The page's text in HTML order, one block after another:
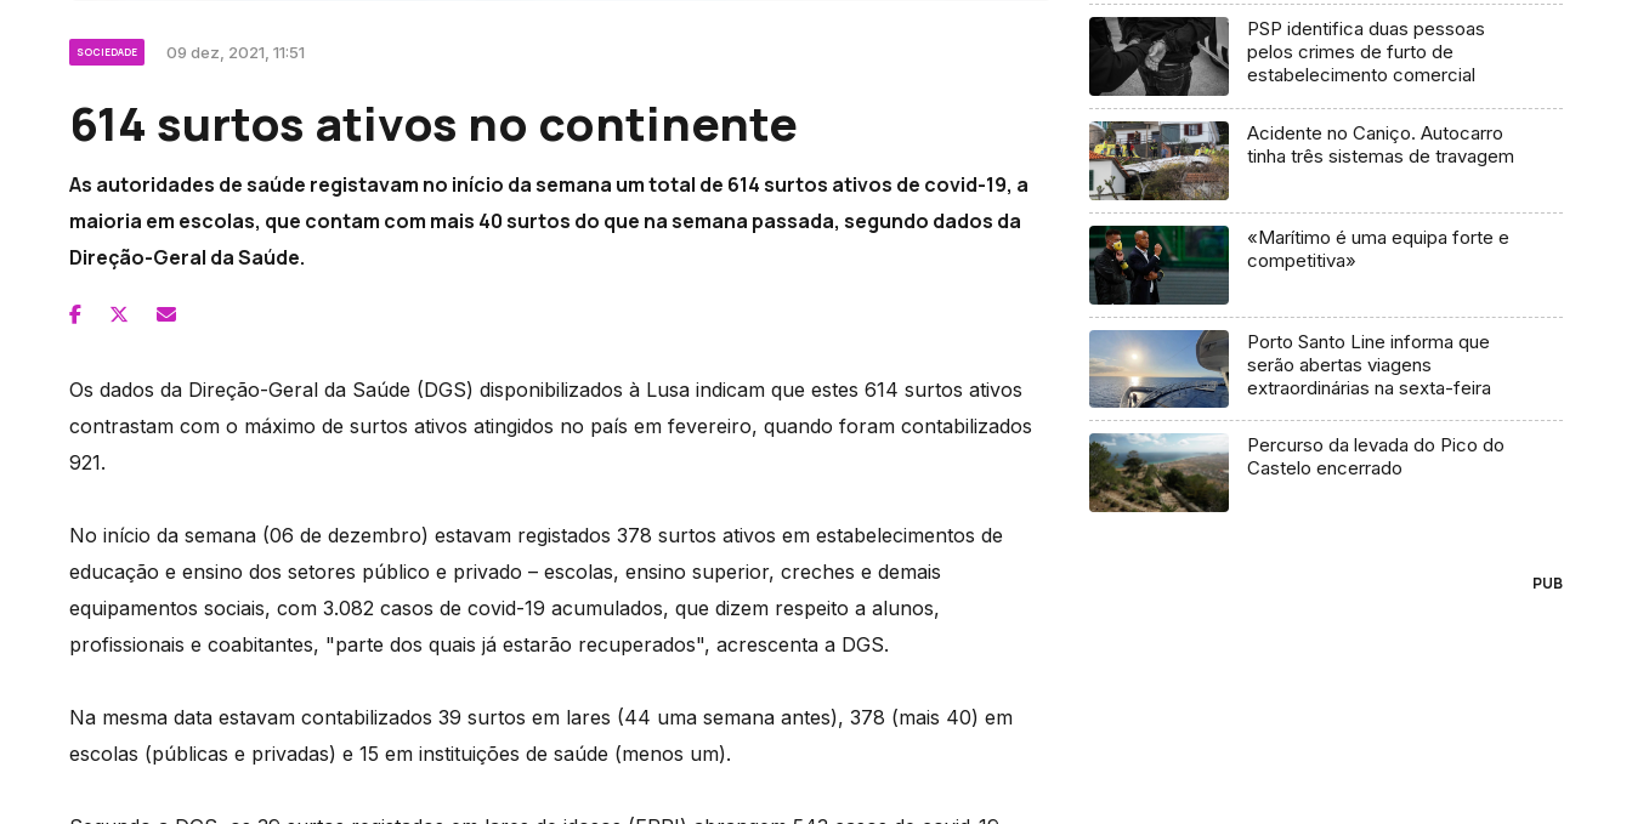
SOCIEDADE 09 dez, 2021, 11:51
614 surtos ativos no continente
As autoridades de saúde registavam no início da semana um total de 614 surtos ativos de covid-19, a
maioria em escolas, que contam com mais 40 surtos do que na semana passada, segundo dados da
Direção-Geral da Saúde.
Os dados da Direção-Geral da Saúde (DGS) disponibilizados à Lusa indicam que estes 614 surtos ativos
contrastam com o máximo de surtos ativos atingidos no país em fevereiro, quando foram contabilizados
921.
No início da semana (06 de dezembro) estavam registados 378 surtos ativos em estabelecimentos de
educação e ensino dos setores público e privado – escolas, ensino superior, creches e demais
equipamentos sociais, com 3.082 casos de covid-19 acumulados, que dizem respeito a alunos,
profissionais e coabitantes, "parte dos quais já estarão recuperados", acrescenta a DGS.
Na mesma data estavam contabilizados 39 surtos em lares (44 uma semana antes), 378 (mais 40) em
escolas (públicas e privadas) e 15 em instituições de saúde (menos um).
PSP identifica duas pessoas
pelos crimes de furto de
estabelecimento comercial
Acidente no Caniço. Autocarro
tinha três sistemas de travagem
«Marítimo é uma equipa forte e
competitiva»
Porto Santo Line informa que
serão abertas viagens
extraordinárias na sexta-feira
Percurso da levada do Pico do
Castelo encerrado
PUB